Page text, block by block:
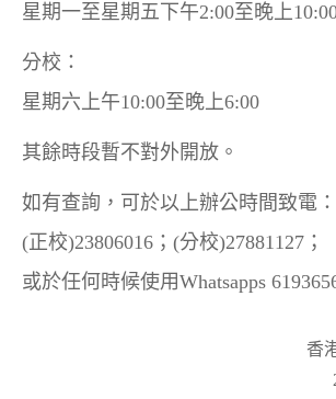
星期一至星期五下午2:00至晚上
分校：
星期六上午10:00至晚上6:00
其餘時段暫不對外開放。
如有查詢，可於以上辦公時間致電：
(正校)23806016；(分校)27881127；
或於任何時候使用Whatsapps
香